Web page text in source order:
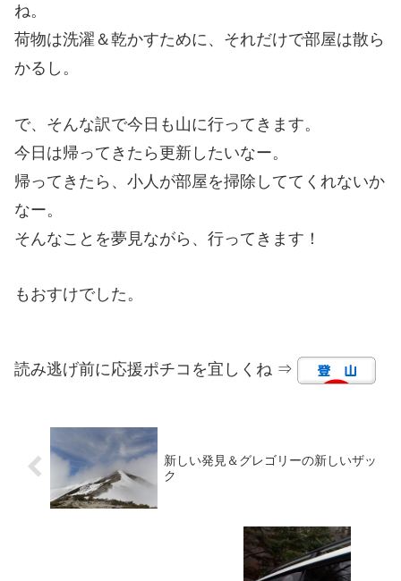
ね。
荷物は洗濯＆乾かすために、それだけで部屋は散ら
かるし。
で、そんな訳で今日も山に行ってきます。
今日は帰ってきたら更新したいなー。
帰ってきたら、小人が部屋を掃除しててくれないか
なー。
そんなことを夢見ながら、行ってきます！
もおすけでした。
読み逃げ前に応援ポチコを宜しくね ⇒
新しい発見＆グレゴリーの新しいザッ
ク